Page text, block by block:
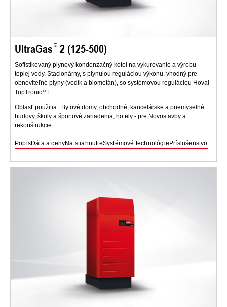
UltraGas 2 (125-500)
Sofistikovaný plynový kondenzačný kotol na vykurovanie a výrobu
teplej vody. Stacionárny, s plynulou reguláciou výkonu, vhodný pre
obnoviteľné plyny (vodík a biometán), so systémovou reguláciou Hoval
TopTronic
E.
Oblasť použitia:: Bytové domy, obchodné, kancelárske a priemyselné
budovy, školy a športové zariadenia, hotely - pre Novostavby a
rekonštrukcie.
PopisDáta a cenyNa stiahnutieSystémové technológie Príslušenstvo